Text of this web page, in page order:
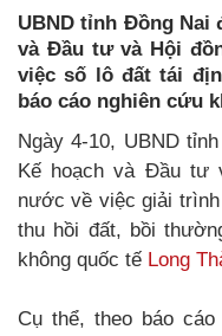
UBND tỉnh Đồng Nai
và Đầu tư và Hội
việc số lô đất tái
báo cáo nghiên cứu
Ngày 4-10, UBND
Kế hoạch và Đầu tư
nước về việc giải
thu hồi đất, bồi
không quốc tế Long
Cụ thể, theo báo